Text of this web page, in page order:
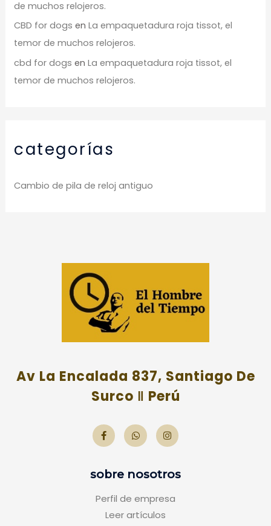
de muchos relojeros.
CBD for dogs enLa empaquetadura roja tissot, el
temor de muchos relojeros.
cbd for dogs enLa empaquetadura roja tissot, el
temor de muchos relojeros.
categorías
Cambio de pila de reloj antiguo
Av La Encalada 837, Santiago De
Surco ‖ Perú
sobre nosotros
Perfil de empresa
Leer artículos